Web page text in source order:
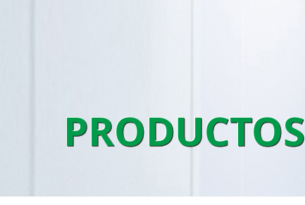
PRODUCTOS